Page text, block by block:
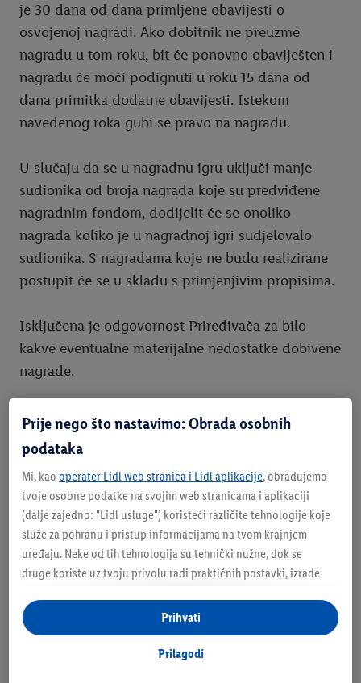
je 30 dana od dana primljene obavijesti o
osvojenoj nagradi. Ako dobitnik ne preuzme
nagradu u tom roku, bit će ponovno obaviješten i
nagradu će moći podignuti u roku 15 dana od
dana primitka dodatne obavijesti. Istekom
navedenog roka gubi se pravo na nagradu.
U slučaju da se u nagradnu igru uključi manje
sudionika od broja nagrada koje su predviđene
nagradnim fondom, dodijelit će se onoliko
nagrada koliko je u nagradnoj igri sudjelovalo
sudionika. S nagradama koje ne budu realizirane
postupit će se u skladu s primjenjivim propisima.
Isključena je odgovornost Priređivača za bilo
kakve eventualne materijalne nedostatke dobivene
nagrade.
Članak 9. Ostale odredbe
Priređivač ne odgovara za nepotpune i neispravne
prijave. Priređivač i osobe koje sudjeluju u
provođenju nagradne igre ne odgovaraju za
moguću štetu, koja bi mogla proizlaziti iz nagrada
ili pogodnosti.
Nagradna igra može se prekinuti samo u slučaju
da nastupe okolnosti za koje Priređivač nije
otkloniti ili izbjeći. Sudionici će o prekidu
Prije nego što nastavimo: Obrada osobnih
podataka
Mi, kao operater Lidl web stranica i Lidl aplikacije, obrađujemo
tvoje osobne podatke na svojim web stranicama i aplikaciji
(dalje zajedno: "Lidl usluge") koristeći različite tehnologije koje
služe za pohranu i pristup informacijama na tvom krajnjem
uređaju. Neke od tih tehnologija su tehnički nužne, dok se
druge koriste uz tvoju privolu radi praktičnih postavki, izrade
usluga. Ako si sudionik Lidl Plus programa, podaci o tvom
ponašanju pri kupnji u trgovinama također će se obrađivati u te
Prilagodi
Prihvati